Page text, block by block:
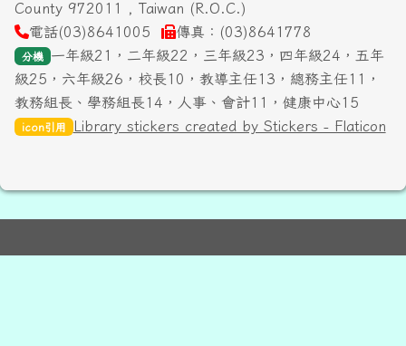
County 972011 , Taiwan (R.O.C.)
電話(03)8641005
傳真：(03)8641778
分機
一年級21，二年級22，三年級23，四年級24，五年
級25，六年級26，校長10，教導主任13，總務主任11，
教務組長、學務組長14，人事、會計11，健康中心15
icon引用 Library stickers created by Stickers - Flaticon